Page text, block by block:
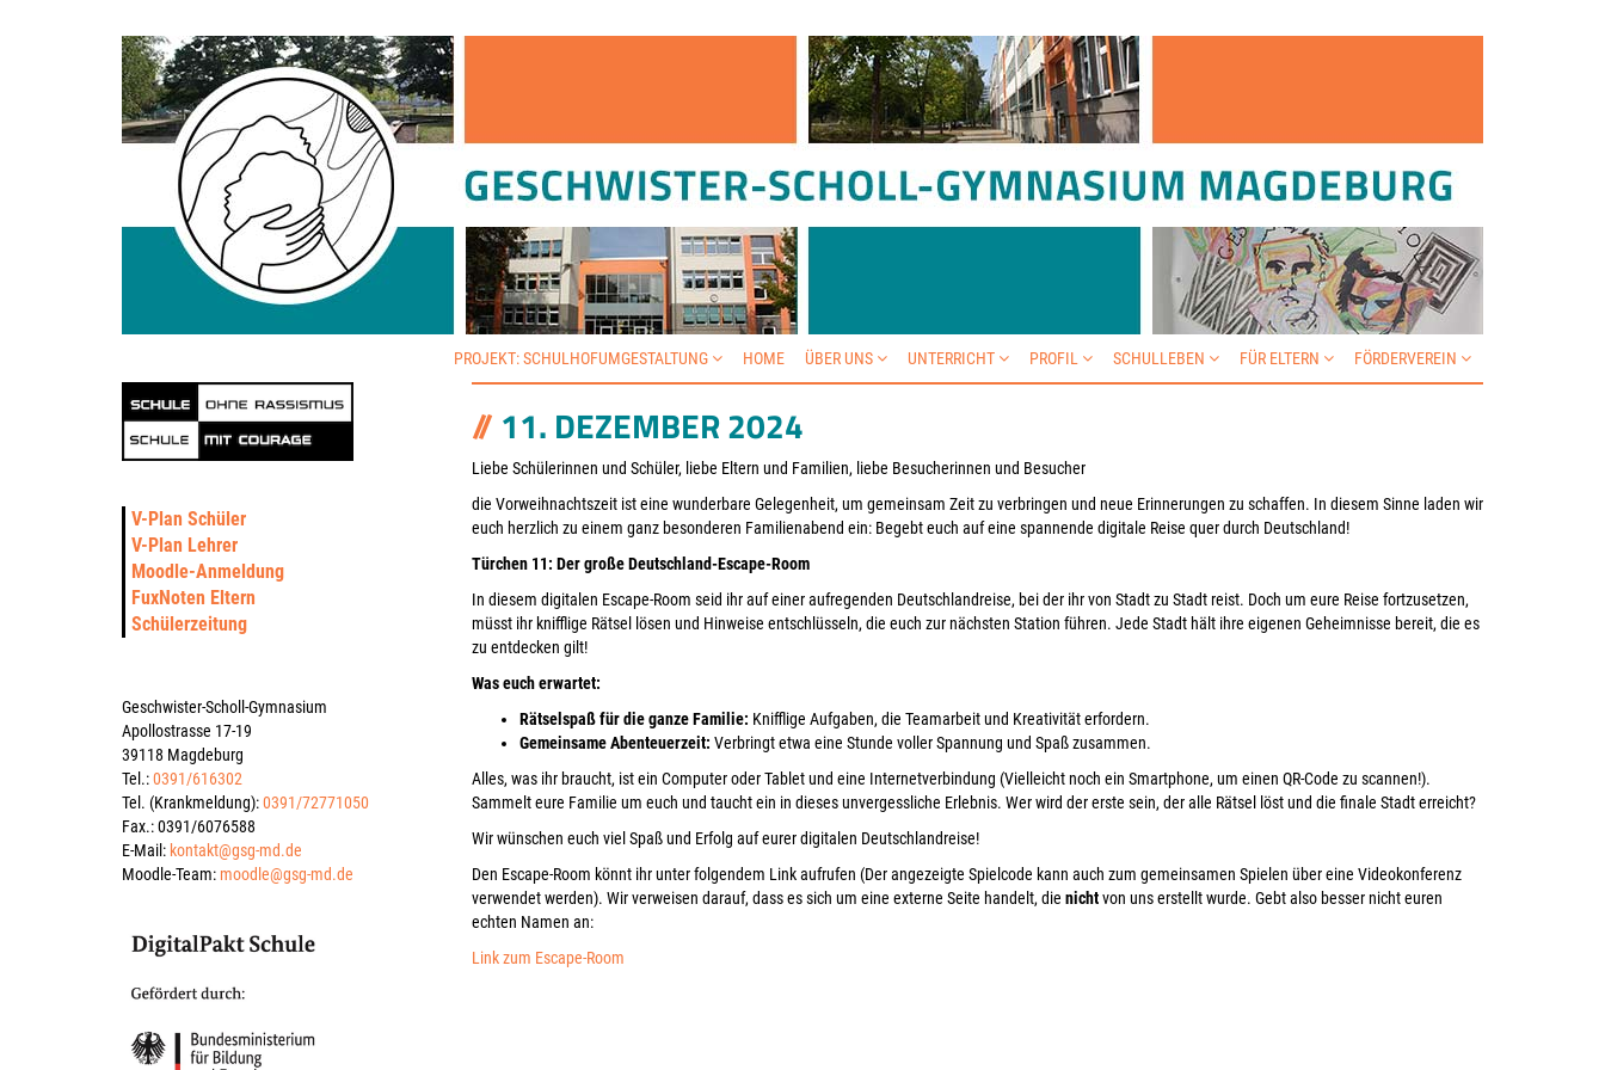
PROJEKT: SCHULHOFUMGESTALTUNG HOME ÜBER UNS UNTERRICHT PROFIL SCHULLEBEN FÜR ELTERN FÖRDERVEREIN
11. DEZEMBER 2024
Liebe Schülerinnen und Schüler, liebe Eltern und Familien, liebe Besucherinnen und Besucher
die Vorweihnachtszeit ist eine wunderbare Gelegenheit, um gemeinsam Zeit zu verbringen und neue Erinnerungen zu schaffen. In diesem Sinne laden wir
euch herzlich zu einem ganz besonderen Familienabend ein: Begebt euch auf eine spannende digitale Reise quer durch Deutschland!
Türchen 11: Der große Deutschland-Escape-Room
In diesem digitalen Escape-Room seid ihr auf einer aufregenden Deutschlandreise, bei der ihr von Stadt zu Stadt reist. Doch um eure Reise fortzusetzen,
müsst ihr knifflige Rätsel lösen und Hinweise entschlüsseln, die euch zur nächsten Station führen. Jede Stadt hält ihre eigenen Geheimnisse bereit, die es
zu entdecken gilt!
Was euch erwartet:
Rätselspaß für die ganze Familie: Knifflige Aufgaben, die Teamarbeit und Kreativität erfordern.
Gemeinsame Abenteuerzeit: Verbringt etwa eine Stunde voller Spannung und Spaß zusammen.
Alles, was ihr braucht, ist ein Computer oder Tablet und eine Internetverbindung (Vielleicht noch ein Smartphone, um einen QR-Code zu scannen!).
Sammelt eure Familie um euch und taucht ein in dieses unvergessliche Erlebnis. Wer wird der erste sein, der alle Rätsel löst und die finale Stadt erreicht?
Wir wünschen euch viel Spaß und Erfolg auf eurer digitalen Deutschlandreise!
Den Escape-Room könnt ihr unter folgendem Link aufrufen (Der angezeigte Spielcode kann auch zum gemeinsamen Spielen über eine Videokonferenz
verwendet werden). Wir verweisen darauf, dass es sich um eine externe Seite handelt, die nichtvon uns erstellt wurde. Gebt also besser nicht euren
echten Namen an:
Link zum Escape-Room
V-Plan Schüler
V-Plan Lehrer
Moodle-Anmeldung
FuxNoten Eltern
Schülerzeitung
Geschwister-Scholl-Gymnasium
Apollostrasse 17-19
39118 Magdeburg
Tel.:0391/616302
Tel. (Krankmeldung):0391/72771050
Fax.: 0391/6076588
E-Mail: kontakt@gsg-md.de
Moodle-Team: moodle@gsg-md.de